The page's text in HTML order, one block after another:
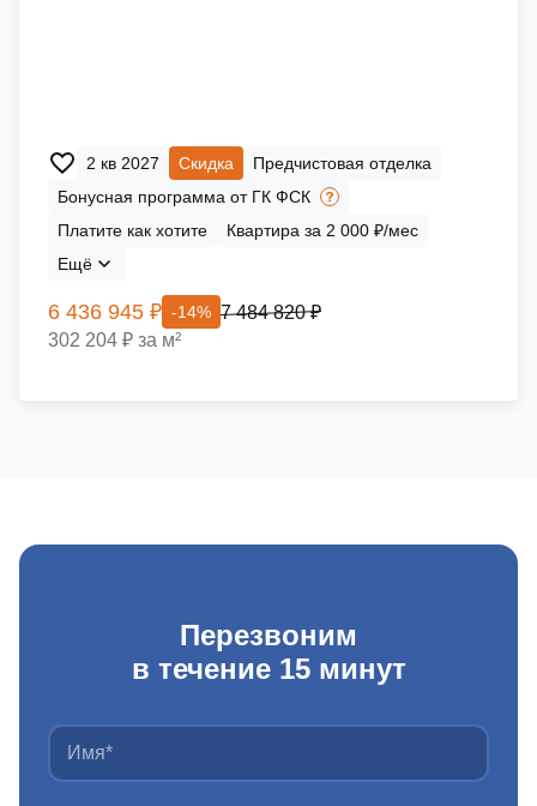
2 кв 2027 Скидка
Предчистовая отделка
Бонусная программа от ГК ФСК
Платите как хотите
Квартира за 2 000 ₽/мес
Ещё
6 436 945 ₽ -14% 7 484 820 ₽
302 204 ₽ за м²
Перезвоним
в течение 15 минут